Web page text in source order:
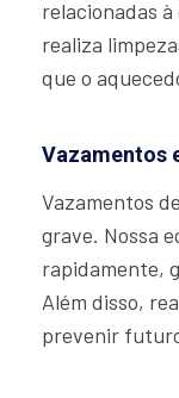
relacionadas
realiza
que o
Vazamentos
Vazamentos
grave. Nossa
rapidamente,
Além disso,
prevenir